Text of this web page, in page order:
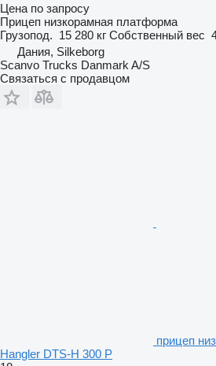
Цена по запросу
Прицеп низкорамная платформа
Грузопод. 15 280 кг Собственный вес
Дания, Silkeborg
Scanvo Trucks Danmark A/S
Связаться с продавцом
прицеп
Hangler DTS-H 300 P